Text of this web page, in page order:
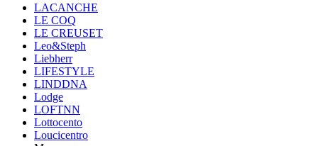
LACANCHE
LE COQ
LE CREUSET
Leo&Steph
Liebherr
LIFESTYLE
LINDDNA
Lodge
LOFTNN
Lottocento
Loucicentro